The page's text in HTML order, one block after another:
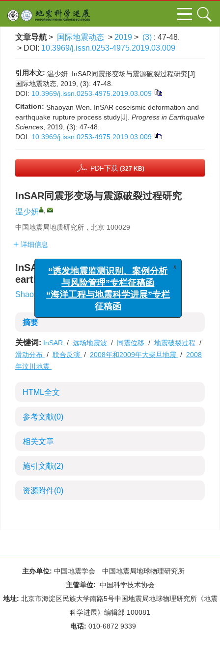
文章导航 > 国际地震动态 > 2019 > (3) : 47-48.
> DOI: 10.3969/j.issn.0253-4975.2019.03.009
引用本文: 温少妍. InSAR同震形变场与震源破裂过程研究[J].
国际地震动态, 2019, (3): 47-48.
DOI: 10.3969/j.issn.0253-4975.2019.03.009
Citation: Shaoyan Wen. InSAR coseismic deformation and
earthquake rupture process study[J]. Progress in Earthquake
Sciences , 2019, (3): 47-48.
DOI: 10.3969/j.issn.0253-4975.2019.03.009
PDF下载 (327 KB)
InSAR同震形变场与震源破裂过程研究
温少妍 ,
中国地震局地质研究所，北京 100029
详细信息
InSAR coseismic deformation and
earthquake rupture process study
Shaoyan Wen ,
摘要
关键词: InSAR / 远场地震波 / 同震位移 / 地震破裂过程 /
滑动分布 / 联合反演 / 2008年和2009年大柴旦地震 / 2008
年汶川地震
HTML全文
参考文献(0)
相关文章
施引文献(2)
资源附件(0)
主办单位: 中国地震学会 中国地震局地球物理研究所
主管单位: 中国科学技术协会
地址: 北京市海淀区民族大学南路5号中国地震局地球物理研究所《地震
科学进展》编辑部 100081
电话: 010-6872 9339
“诱发地震监测识别、案例分析
与风险管理”专栏征稿函
“海洋工程与地震科学进展”专栏
征稿函